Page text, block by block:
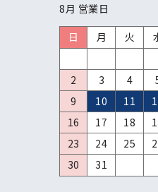
8月 営業日
日
月 火
2
3 4
9
10 11
16
17 18
23
24 25
30
31